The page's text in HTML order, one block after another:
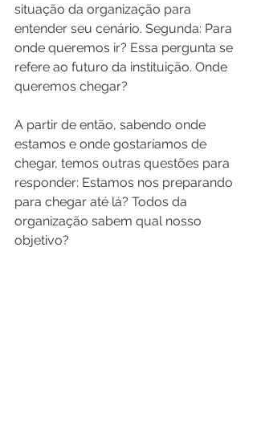
situação da organização para
entender seu cenário. Segunda: Para
onde queremos ir? Essa pergunta se
refere ao futuro da instituição. Onde
queremos chegar?
A partir de então, sabendo onde
estamos e onde gostaríamos de
chegar, temos outras questões para
responder: Estamos nos preparando
para chegar até lá? Todos da
organização sabem qual nosso
objetivo?